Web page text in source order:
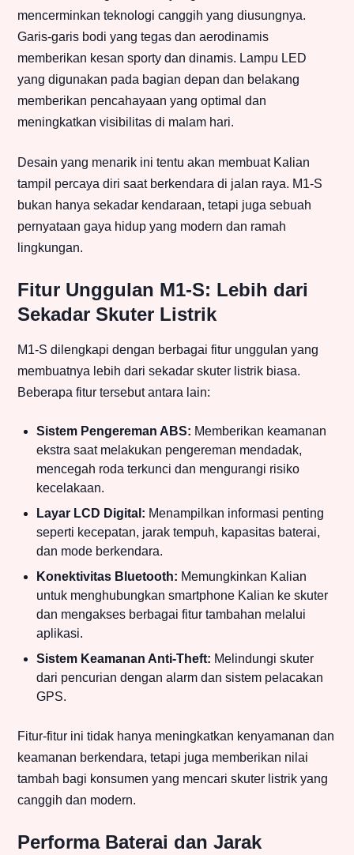
mencerminkan teknologi canggih yang diusungnya.
Garis-garis bodi yang tegas dan aerodinamis
memberikan kesan sporty dan dinamis. Lampu LED
yang digunakan pada bagian depan dan belakang
memberikan pencahayaan yang optimal dan
meningkatkan visibilitas di malam hari.
Desain yang menarik ini tentu akan membuat Kalian
tampil percaya diri saat berkendara di jalan raya. M1-S
bukan hanya sekadar kendaraan, tetapi juga sebuah
pernyataan gaya hidup yang modern dan ramah
lingkungan.
Fitur Unggulan M1-S: Lebih dari
Sekadar Skuter Listrik
M1-S dilengkapi dengan berbagai fitur unggulan yang
membuatnya lebih dari sekadar skuter listrik biasa.
Beberapa fitur tersebut antara lain:
Sistem Pengereman ABS: Memberikan keamanan
ekstra saat melakukan pengereman mendadak,
mencegah roda terkunci dan mengurangi risiko
kecelakaan.
Layar LCD Digital: Menampilkan informasi penting
seperti kecepatan, jarak tempuh, kapasitas baterai,
dan mode berkendara.
Konektivitas Bluetooth: Memungkinkan Kalian
untuk menghubungkan smartphone Kalian ke skuter
dan mengakses berbagai fitur tambahan melalui
aplikasi.
Sistem Keamanan Anti-Theft: Melindungi skuter
dari pencurian dengan alarm dan sistem pelacakan
GPS.
Fitur-fitur ini tidak hanya meningkatkan kenyamanan dan
keamanan berkendara, tetapi juga memberikan nilai
tambah bagi konsumen yang mencari skuter listrik yang
canggih dan modern.
Performa Baterai dan Jarak